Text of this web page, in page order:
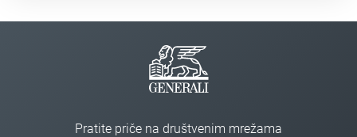
Pratite priče na društvenim mrežama